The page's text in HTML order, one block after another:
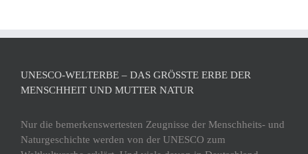
UNESCO-WELTERBE – DAS GRÖSSTE ERBE DER M
ENSCHHEIT UND MUTTER NATUR
Nur die bemerkenswertesten Zeugnisse der Menschheits- und
Naturgeschichte werden von der UNESCO zum